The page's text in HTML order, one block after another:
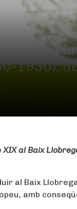
1930),
al Baix
al Baix
amb